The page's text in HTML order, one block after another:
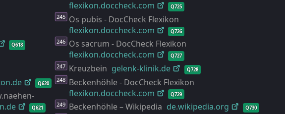
Q618
Q620
Q621
flexikon.doccheck.com
Q725
Os pubis - DocCheck Flexikon
flexikon.doccheck.com
Q726
Os sacrum - DocCheck Flexikon
flexikon.doccheck.com
Q727
Kreuzbein gelenk-klinik.de Q728
Beckenhöhle - DocCheck Flexikon
flexikon.doccheck.com
Q729
Beckenhöhle – Wikipedia de.wikipedia.org Q730